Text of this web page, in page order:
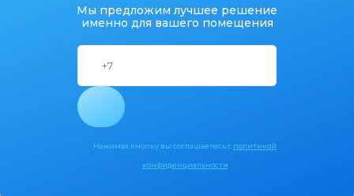
Мы предложим лучшее решение
именно для вашего помещения
Нажимая кнопку вы соглашаетесь с политикой
конфиденциальности